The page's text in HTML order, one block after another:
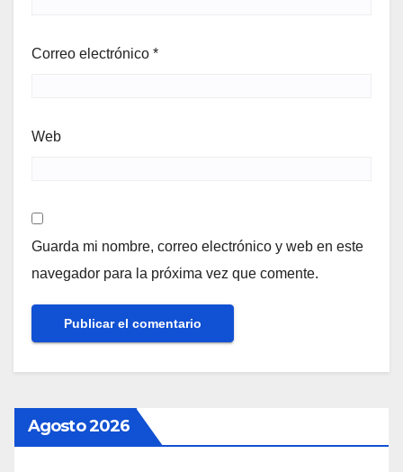
Correo electrónico *
Web
Guarda mi nombre, correo electrónico y web en este
navegador para la próxima vez que comente.
Agosto 2026